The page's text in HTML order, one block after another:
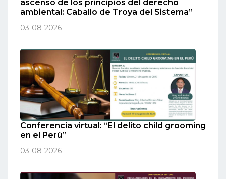
ascenso de los principios del derecho
ambiental: Caballo de Troya del Sistema”
03-08-2026
Conferencia virtual: “El delito child grooming
en el Perú”
03-08-2026